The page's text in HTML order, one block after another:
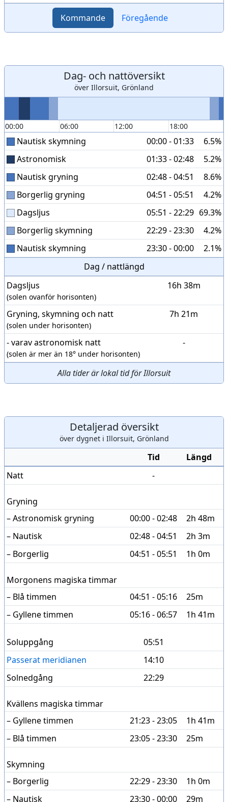
Kommande Föregående
Dag- och nattöversikt
över Illorsuit, Grönland
00:00 06:00 12:00 18:00
Nautisk skymning 00:00 - 01:33
6.5%
Astronomisk
01:33 - 02:48
5.2%
Nautisk gryning
02:48 - 04:51
8.6%
Borgerlig gryning
04:51 - 05:51
4.2%
Dagsljus
05:51 - 22:29 69.3%
Borgerlig skymning
22:29 - 23:30
4.2%
Nautisk skymning
23:30 - 00:00
2.1%
Dag / nattlängd
Dagsljus
(solen ovanför horisonten)
16h 38m
Gryning, skymning och natt
(solen under horisonten)
7h 21m
- varav astronomisk natt
(solen är mer än 18° under horisonten)
-
Alla tider är lokal tid för Illorsuit
Detaljerad översikt
över dygnet i Illorsuit, Grönland
Tid
Längd
Natt
-
Gryning
– Astronomisk gryning
00:00 - 02:48
2h 48m
– Nautisk
02:48 - 04:51
2h 3m
– Borgerlig
04:51 - 05:51 1h 0m
Morgonens magiska timmar
– Blå timmen
04:51 - 05:16
25m
– Gyllene timmen
05:16 - 06:57 1h 41m
Soluppgång
05:51
Passerat meridianen
14:10
Solnedgång
22:29
Kvällens magiska timmar
– Gyllene timmen
21:23 - 23:05
1h 41m
– Blå timmen
23:05 - 23:30 25m
Skymning
– Borgerlig
22:29 - 23:30
1h 0m
– Nautisk
23:30 - 00:00 29m